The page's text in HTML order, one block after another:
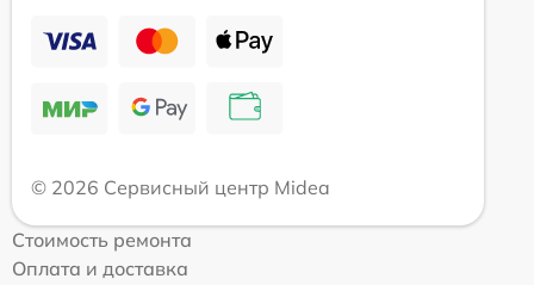
© 2026 Сервисный центр Midea
Стоимость ремонта
Оплата и доставка